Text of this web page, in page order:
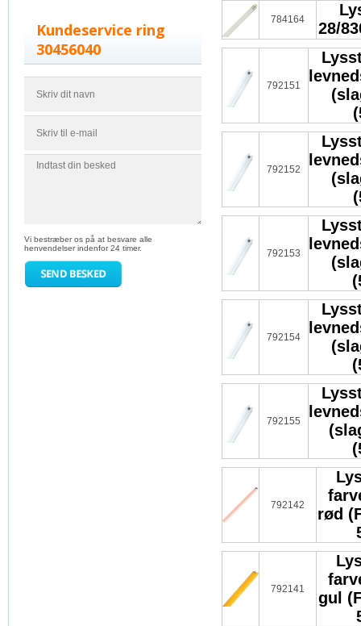
Kundeservice ring
30456040
Vi bestræber os på at besvare alle
henvendelser indenfor 24 timer.
784164
28/
792151
792152
792153
792154
792155
792142
rød
792141
gul